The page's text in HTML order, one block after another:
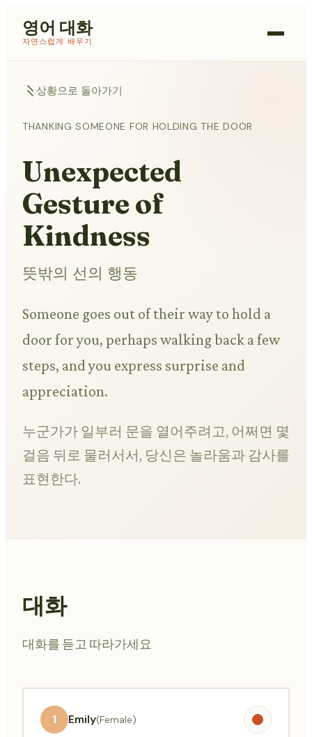
영어 대화
자연스럽게 배우기
상황으로 돌아가기
THANKING SOMEONE FOR HOLDING THE DOOR
Unexpected
Gesture of
Kindness
뜻밖의 선의 행동
Someone goes out of their way to hold a
door for you, perhaps walking back a few
steps, and you express surprise and
appreciation.
누군가가 일부러 문을 열어주려고, 어쩌면 몇
걸음 뒤로 물러서서, 당신은 놀라움과 감사를
표현한다.
대화
대화를 듣고 따라가세요
1 Emily(Female)